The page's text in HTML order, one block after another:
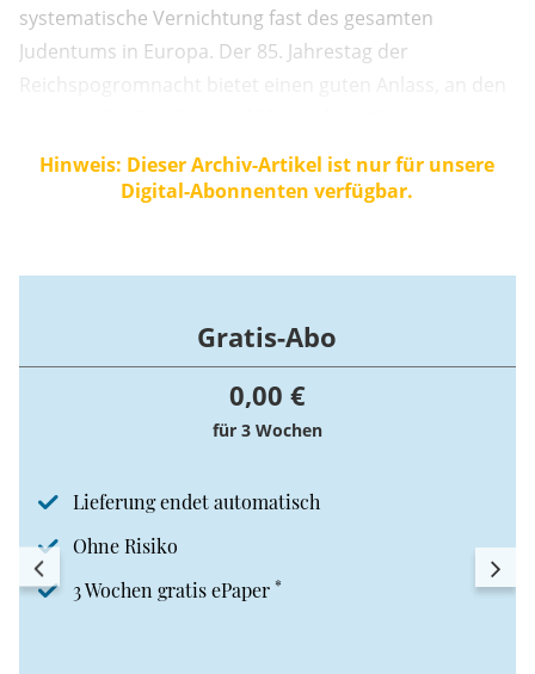
systematische Vernichtung fast des gesamten
Judentums in Europa. Der 85. Jahrestag der
Reichspogromnacht bietet einen guten Anlass, an den
Massenverbrechen gegen die Menschlichkeit zu
Hinweis: Dieser Archiv-Artikel ist nur für unsere
Digital-Abonnenten verfügbar.
Gratis-Abo
0,00 €
für 3 Wochen
Lieferung endet automatisch
Ohne Risiko
3 Wochen gratis ePaper *